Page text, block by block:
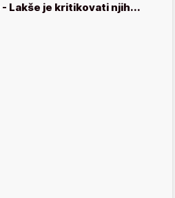
Lakše je kritikovati njih...